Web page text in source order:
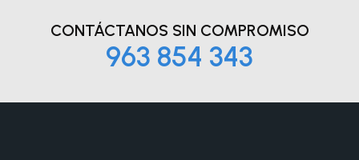
CONTÁCTANOS SIN COMPROMISO
963 854 343